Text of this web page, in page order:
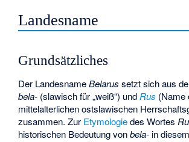
Landesname
Grundsätzliches
Der LandesnameBelarus setzt sich aus
bela- (slawisch für „weiß“) undRus (Name
mittelalterlichen ostslawischen
zusammen. Zur Etymologiedes Wortes
historischen Bedeutung vonbela- in diesem